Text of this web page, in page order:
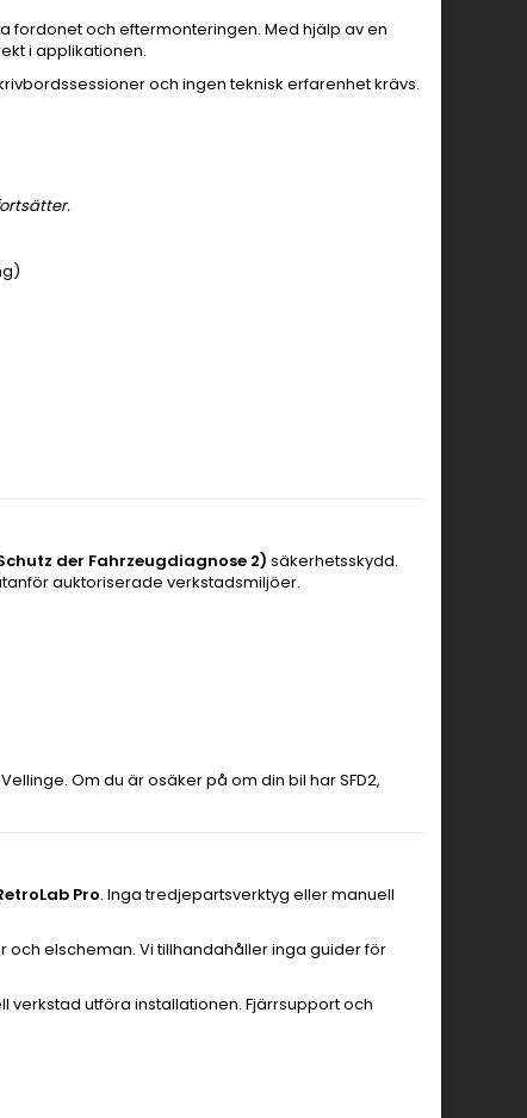
fordonet och eftermonteringen. Med hjälp av en
i applikationen.
och ingen teknisk erfarenhet krävs.
der Fahrzeugdiagnose 2) säkerhetsskydd.
auktoriserade verkstadsmiljöer.
Om du är osäker på om din bil har SFD2,
Pro. Inga tredjepartsverktyg eller manuell
och elscheman. Vi tillhandahåller inga guider för
utföra installationen. Fjärrsupport och